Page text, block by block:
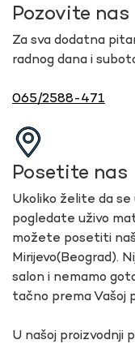
Pozovite nas
Za sva dodatna
radnog dana i
065/2588-471
Posetite nas
Ukoliko želite da
pogledate uživo
možete posetiti
Mirijevo(Beograd).
salon i nemamo
tačno prema Vašoj
U našoj proizvodnji